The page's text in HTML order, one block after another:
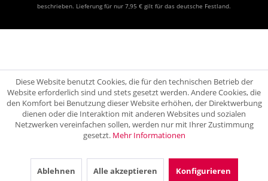
beschrieben. Lieferung für nur 7,95 € gilt für das deutsche Festland.
Diese Website benutzt Cookies, die für den technischen Betrieb der
Website erforderlich sind und stets gesetzt werden. Andere Cookies, die
den Komfort bei Benutzung dieser Website erhöhen, der Direktwerbung
dienen oder die Interaktion mit anderen Websites und sozialen
Netzwerken vereinfachen sollen, werden nur mit Ihrer Zustimmung
gesetzt. Mehr Informationen
Ablehnen Alle akzeptieren Konfigurieren